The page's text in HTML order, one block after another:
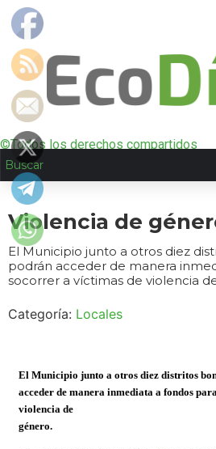
©Todos los derechos compartidos
Violencia de
El Municipio junto a otros diez
podrán acceder de manera
socorrer a víctimas de violencia
Categoría: Locales
El Municipio junto a otros diez distritos
acceder de manera inmediata a fondos
violencia de
género.